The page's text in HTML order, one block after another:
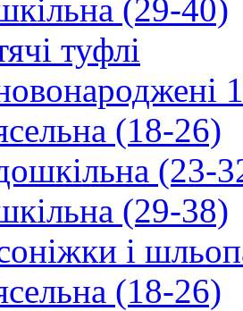
(29-40)
туфлі
(18-26)
(23-
(29-38)
і
(18-26)